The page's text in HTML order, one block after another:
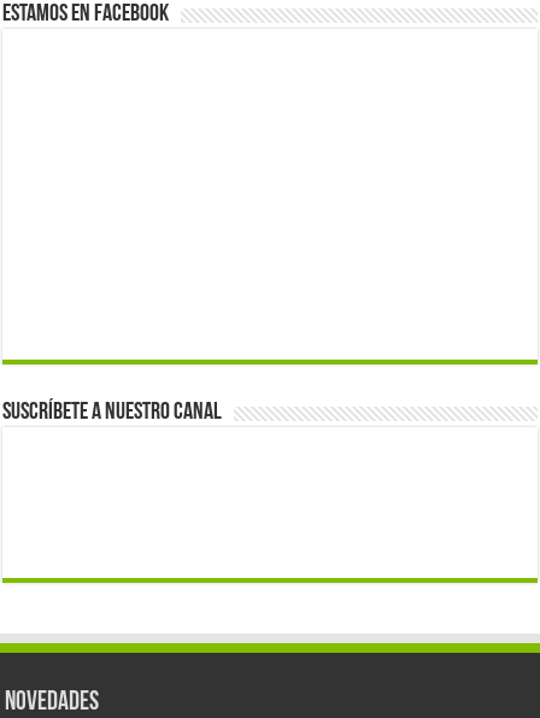
Estamos en Facebook
Suscríbete a nuestro canal
Novedades